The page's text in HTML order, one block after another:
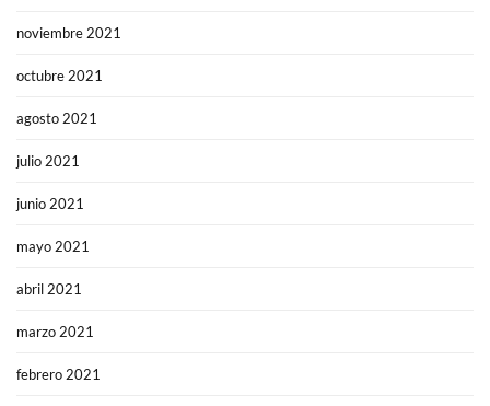
noviembre 2021
octubre 2021
agosto 2021
julio 2021
junio 2021
mayo 2021
abril 2021
marzo 2021
febrero 2021